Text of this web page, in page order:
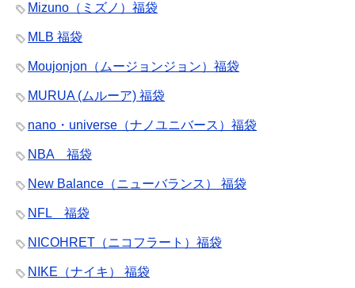
Mizuno（ミズノ）福袋
MLB 福袋
Moujonjon（ムージョンジョン）福袋
MURUA (ムルーア) 福袋
nano・universe（ナノユニバース）福袋
NBA 福袋
New Balance（ニューバランス） 福袋
NFL 福袋
NICOHRET（ニコフラート）福袋
NIKE（ナイキ） 福袋